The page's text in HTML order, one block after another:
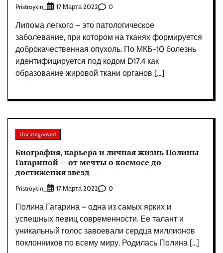
Pristroykin_ 17 Марта 2022 0
Липома легкого – это патологическое
заболевание, при котором на тканях формируется
доброкачественная опухоль. По МКБ-10 болезнь
идентифицируется под кодом D17.4 как
образование жировой ткани органов […]
Uncategorised
Биография, карьера и личная жизнь Полины
Гагариной — от мечты о космосе до
достижения звезд
Pristroykin_ 17 Марта 2022 0
Полина Гагарина – одна из самых ярких и
успешных певиц современности. Ее талант и
уникальный голос завоевали сердца миллионов
поклонников по всему миру. Родилась Полина […]